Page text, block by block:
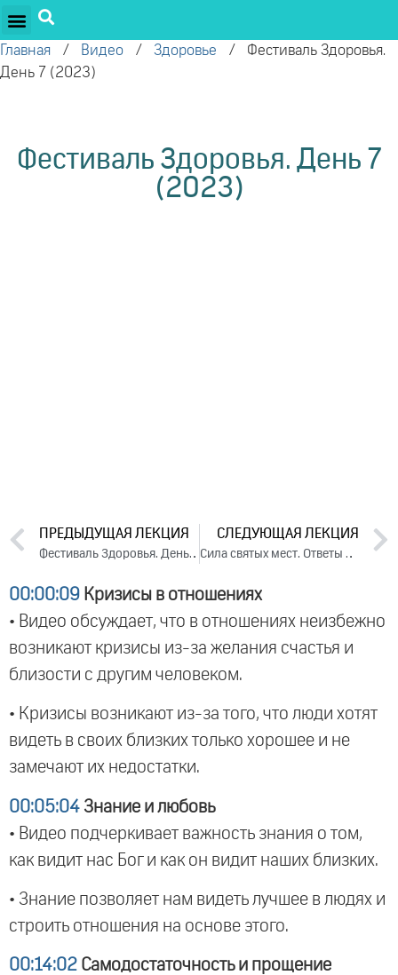
Главная / Видео / Здоровье / Фестиваль Здоровья.
День 7 (2023)
Фестиваль Здоровья. День 7
(2023)
ПРЕДЫДУЩАЯ ЛЕКЦИЯ
Фестиваль Здоровья. День 6 (2023)
СЛЕДУЮЩАЯ ЛЕКЦИЯ
Сила святых мест. Ответы на вопросы, 2023
00:00:09 Кризисы в отношениях
• Видео обсуждает, что в отношениях неизбежно
возникают кризисы из-за желания счастья и
близости с другим человеком.
• Кризисы возникают из-за того, что люди хотят
видеть в своих близких только хорошее и не
замечают их недостатки.
00:05:04 Знание и любовь
• Видео подчеркивает важность знания о том,
как видит нас Бог и как он видит наших близких.
• Знание позволяет нам видеть лучшее в людях и
строить отношения на основе этого.
00:14:02 Самодостаточность и прощение